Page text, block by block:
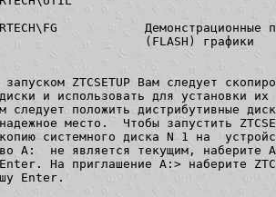
Демонстрационные
(FLASH) графики
запуском ZTCSETUP Вам следует
и использовать для установки их
следует положить дистрибутивные
место.  Чтобы запустить
системного диска N 1 на
A:  не является текущим, наберите
На приглашение A:> наберите
Enter.